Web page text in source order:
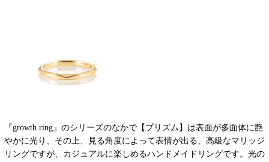
『growth ring』のシリーズのなかで【プリズム】は表面が多面体に艶
やかに光り、その上、見る角度によって表情が出る、高級なマリッジ
リングですが、カジュアルに楽しめるハンドメイドリングです。光の